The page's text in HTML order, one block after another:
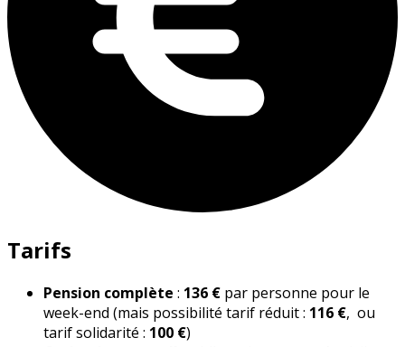
Tarifs
Pension complète : 136 € par personne pour le
week-end (mais possibilité tarif réduit : 116 €, ou
tarif solidarité : 100 €)